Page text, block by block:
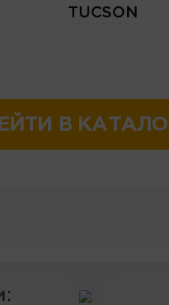
TUCSON
В